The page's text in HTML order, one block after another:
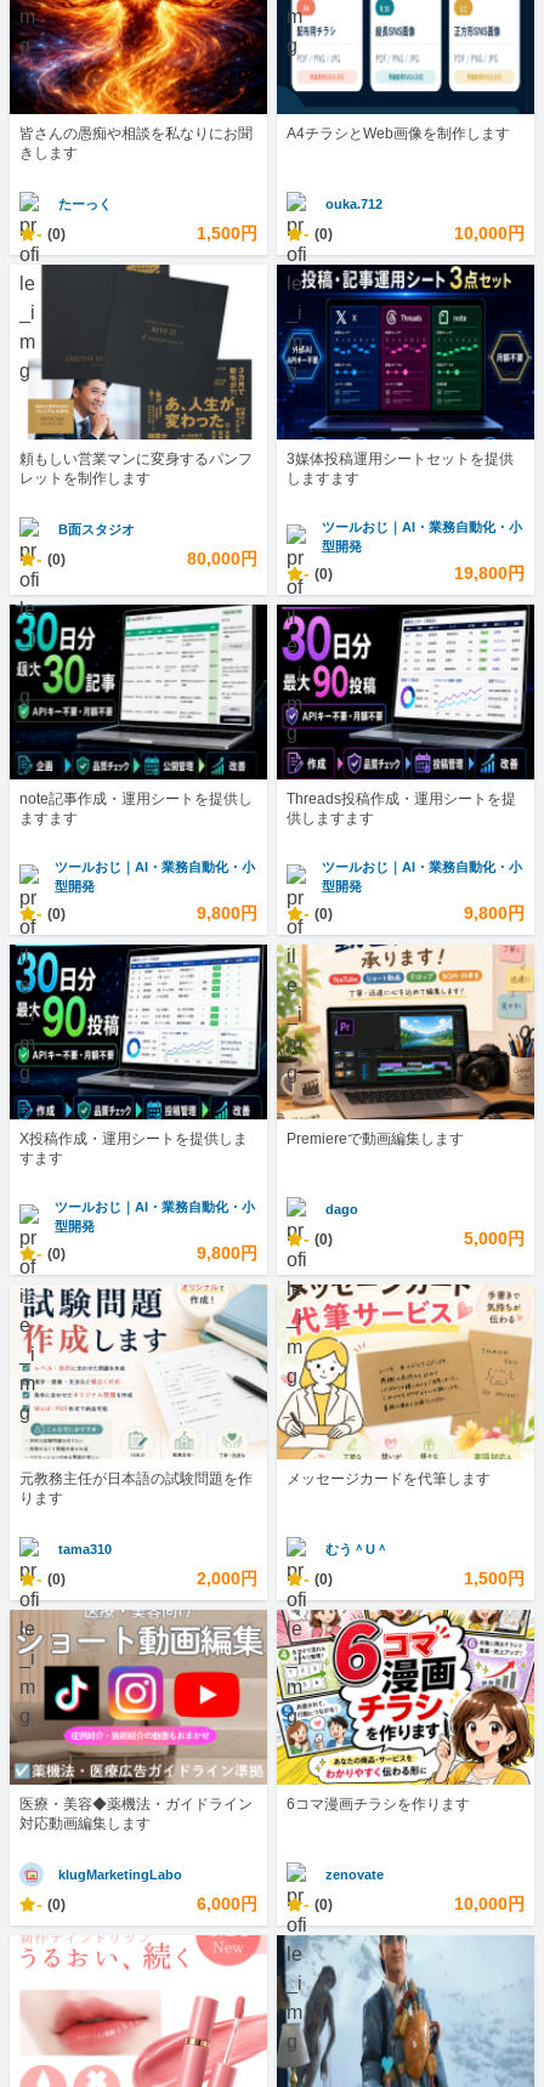
皆さんの愚痴や相談を私なりにお聞
きします
たーっく
- (0) 1,500円
A4チラシとWeb画像を制作します
ouka.712
- (0) 10,000円
頼もしい営業マンに変身するパンフ
レットを制作します
B面スタジオ
- (0) 80,000円
3媒体投稿運用シートセットを提供
しますます
ツールおじ｜AI・業務自動化・小
型開発
- (0) 19,800円
note記事作成・運用シートを提供し
ますます
ツールおじ｜AI・業務自動化・小
型開発
- (0) 9,800円
Threads投稿作成・運用シートを提
供しますます
ツールおじ｜AI・業務自動化・小
型開発
- (0) 9,800円
X投稿作成・運用シートを提供しま
すます
ツールおじ｜AI・業務自動化・小
型開発
- (0) 9,800円
Premiereで動画編集します
dago
- (0) 5,000円
元教務主任が日本語の試験問題を作
ります
tama310
- (0) 2,000円
メッセージカードを代筆します
むう＾U＾
- (0) 1,500円
医療・美容◆薬機法・ガイドライン
対応動画編集します
klugMarketingLabo
- (0) 6,000円
6コマ漫画チラシを作ります
zenovate
- (0) 10,000円